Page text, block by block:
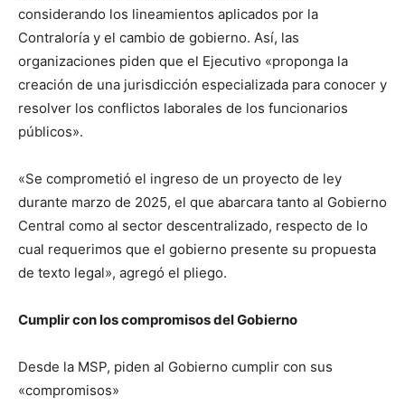
considerando los lineamientos aplicados por la
Contraloría y el cambio de gobierno. Así, las
organizaciones piden que el Ejecutivo «proponga la
creación de una jurisdicción especializada para conocer y
resolver los conflictos laborales de los funcionarios
públicos».
«Se comprometió el ingreso de un proyecto de ley
durante marzo de 2025, el que abarcara tanto al Gobierno
Central como al sector descentralizado, respecto de lo
cual requerimos que el gobierno presente su propuesta
de texto legal», agregó el pliego.
Cumplir con los compromisos del Gobierno
Desde la MSP, piden al Gobierno cumplir con sus
«compromisos»